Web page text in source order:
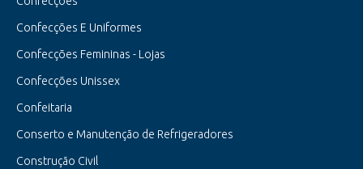
Confecções E Uniformes
Confecções Femininas - Lojas
Confecções Unissex
Confeitaria
Conserto e Manutenção de Refrigeradores
Construção Civil